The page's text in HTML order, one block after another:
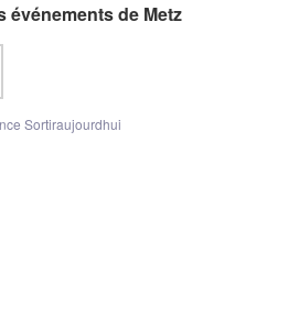
événements de Metz
Sortiraujourdhui